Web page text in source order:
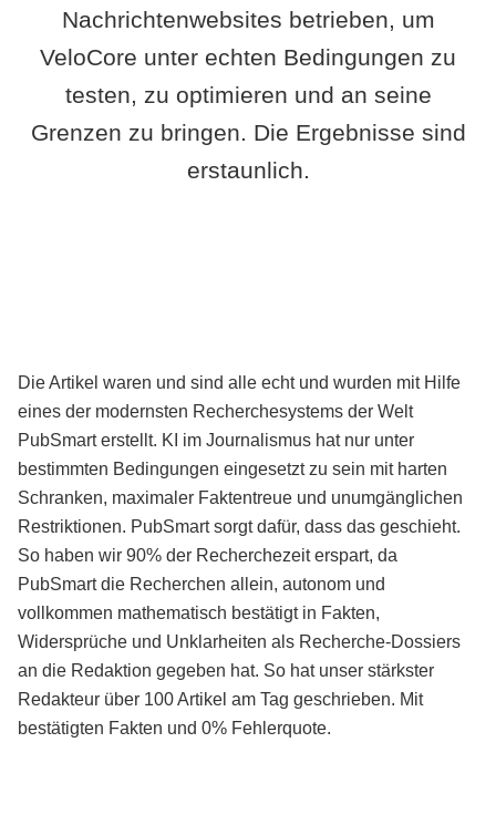
Nachrichtenwebsites betrieben, um
VeloCore unter echten Bedingungen zu
testen, zu optimieren und an seine
Grenzen zu bringen. Die Ergebnisse sind
erstaunlich.
Die Artikel waren und sind alle echt und wurden mit Hilfe
eines der modernsten Recherchesystems der Welt
PubSmart erstellt. KI im Journalismus hat nur unter
bestimmten Bedingungen eingesetzt zu sein mit harten
Schranken, maximaler Faktentreue und unumgänglichen
Restriktionen. PubSmart sorgt dafür, dass das geschieht.
So haben wir 90% der Recherchezeit erspart, da
PubSmart die Recherchen allein, autonom und
vollkommen mathematisch bestätigt in Fakten,
Widersprüche und Unklarheiten als Recherche-Dossiers
an die Redaktion gegeben hat. So hat unser stärkster
Redakteur über 100 Artikel am Tag geschrieben. Mit
bestätigten Fakten und 0% Fehlerquote.